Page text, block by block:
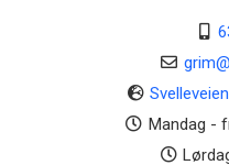
Mandag -